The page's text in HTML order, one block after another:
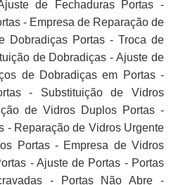
de Fechaduras Portas -
- Empresa de Reparação de
Dobradiças Portas - Troca de
de Dobradiças - Ajuste de
de Dobradiças em Portas -
- Substituição de Vidros
de Vidros Duplos Portas -
- Reparação de Vidros Urgente
Portas - Empresa de Vidros
- Ajuste de Portas - Portas
- Portas Não Abre -